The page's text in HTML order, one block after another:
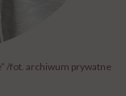
/fot. archiwum prywatne